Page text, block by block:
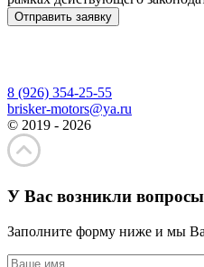
Отправить заявку
8 (926) 354-25-55
brisker-motors@ya.ru
© 2019 - 2026
У Вас возникли
Заполните форму ниже и мы